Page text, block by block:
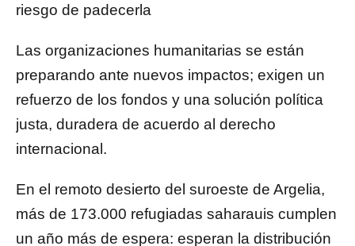
riesgo de padecerla
Las organizaciones humanitarias se están
preparando ante nuevos impactos; exigen un
refuerzo de los fondos y una solución política
justa, duradera de acuerdo al derecho
internacional.
En el remoto desierto del suroeste de Argelia,
más de 173.000 refugiadas saharauis cumplen
un año más de espera: esperan la distribución